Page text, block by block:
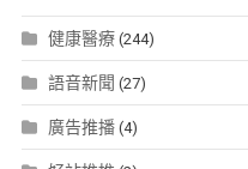
健康醫療(244)
語音新聞 (27)
廣告推播(4)